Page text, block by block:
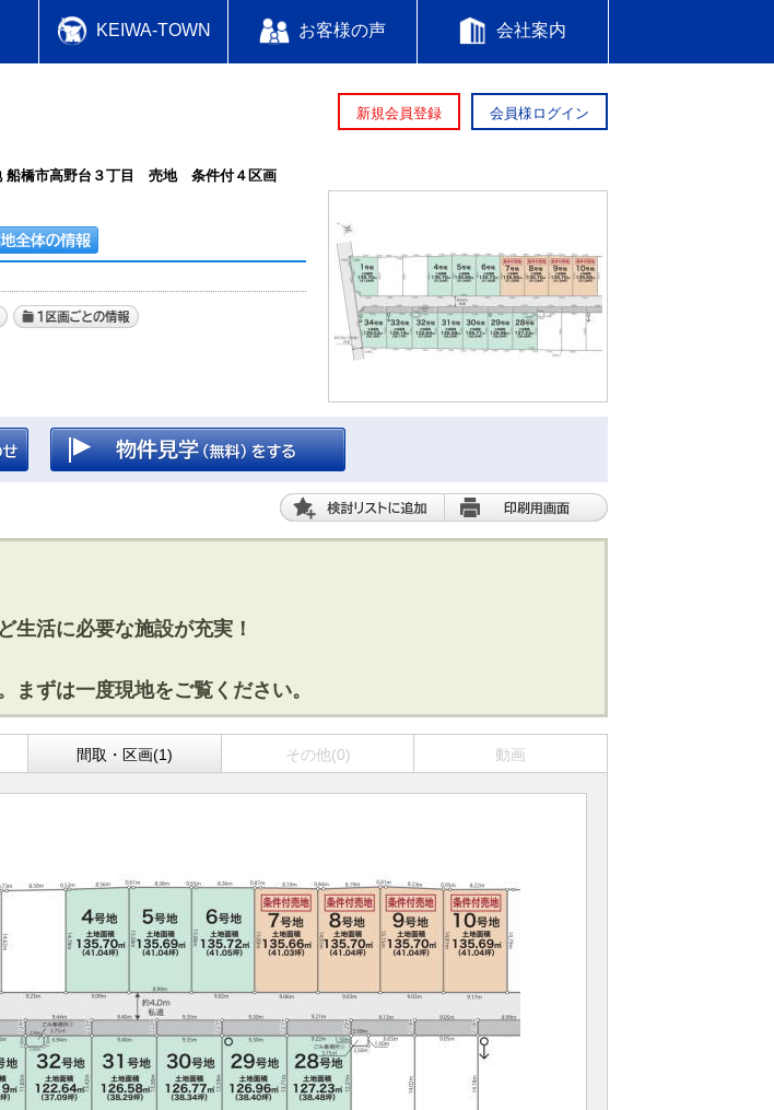
KEIWA-TOWN お客様の声 会社案内
新規会員登録 会員様ログイン
船橋市高野台３丁目 売地 条件付４区画
生活に必要な施設が充実！
ずは一度現地をご覧ください。
間取・区画(1) その他(0) 動画